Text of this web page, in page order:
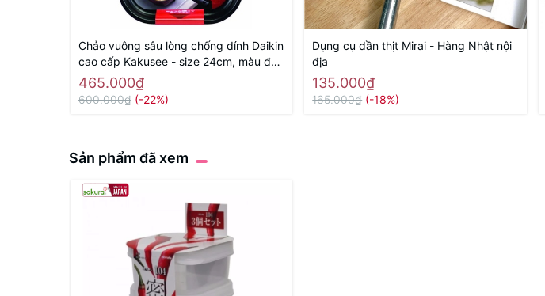
Chảo vuông sâu lòng chống dính Daikin
cao cấp Kakusee - size 24cm, màu đỏ
- Hàng Nhật nội địaa
465.000₫
600.000₫ (-22%)
Dụng cụ dần thịt Mirai - Hàng Nhật nội
địa
135.000₫
165.000₫ (-18%)
Sản phẩm đã xem